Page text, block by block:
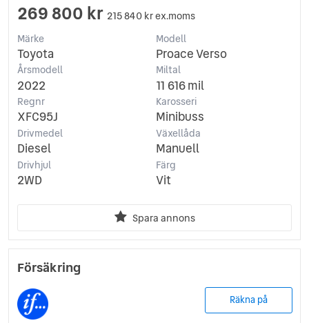
269 800 kr 215 840 kr ex.moms
Märke
Toyota
Modell
Proace Verso
Årsmodell
2022
Miltal
11 616 mil
Regnr
XFC95J
Karosseri
Minibuss
Drivmedel
Diesel
Växellåda
Manuell
Drivhjul
2WD
Färg
Vit
Spara annons
Försäkring
Räkna på